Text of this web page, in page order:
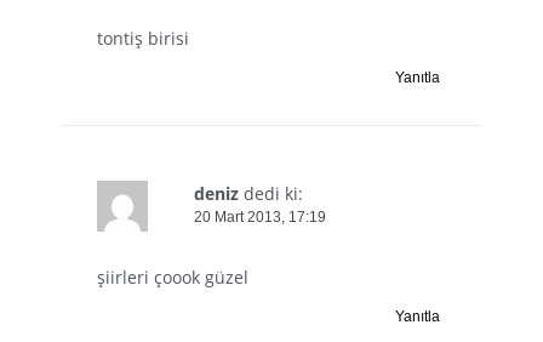
tontiş birisi
Yanıtla
deniz dedi ki:
20 Mart 2013, 17:19
şiirleri çoook güzel
Yanıtla